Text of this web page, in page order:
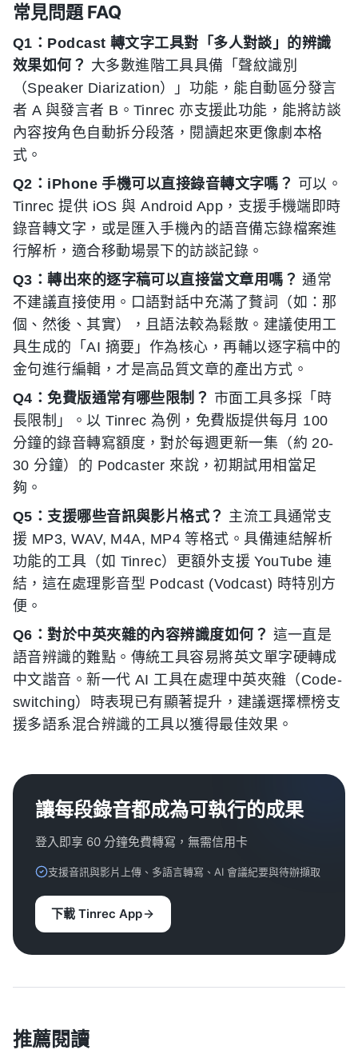
常見問題 FAQ
Q1：Podcast 轉文字工具對「多人對談」的辨識
效果如何？ 大多數進階工具具備「聲紋識別
（Speaker Diarization）」功能，能自動區分發言
者 A 與發言者 B。Tinrec 亦支援此功能，能將訪談
內容按角色自動拆分段落，閱讀起來更像劇本格
式。
Q2：iPhone 手機可以直接錄音轉文字嗎？ 可以。
Tinrec 提供 iOS 與 Android App，支援手機端即時
錄音轉文字，或是匯入手機內的語音備忘錄檔案進
行解析，適合移動場景下的訪談記錄。
Q3：轉出來的逐字稿可以直接當文章用嗎？ 通常
不建議直接使用。口語對話中充滿了贅詞（如：那
個、然後、其實），且語法較為鬆散。建議使用工
具生成的「AI 摘要」作為核心，再輔以逐字稿中的
金句進行編輯，才是高品質文章的產出方式。
Q4：免費版通常有哪些限制？ 市面工具多採「時
長限制」。以 Tinrec 為例，免費版提供每月 100
分鐘的錄音轉寫額度，對於每週更新一集（約 20-
30 分鐘）的 Podcaster 來說，初期試用相當足
夠。
Q5：支援哪些音訊與影片格式？ 主流工具通常支
援 MP3, WAV, M4A, MP4 等格式。具備連結解析
功能的工具（如 Tinrec）更額外支援 YouTube 連
結，這在處理影音型 Podcast (Vodcast) 時特別方
便。
Q6：對於中英夾雜的內容辨識度如何？ 這一直是
語音辨識的難點。傳統工具容易將英文單字硬轉成
中文諧音。新一代 AI 工具在處理中英夾雜（Code-
switching）時表現已有顯著提升，建議選擇標榜支
援多語系混合辨識的工具以獲得最佳效果。
讓每段錄音都成為可執行的成果
登入即享 60 分鐘免費轉寫，無需信用卡
支援音訊與影片上傳、多語言轉寫、AI 會議紀要與待辦擷取
下載 Tinrec App
推薦閱讀